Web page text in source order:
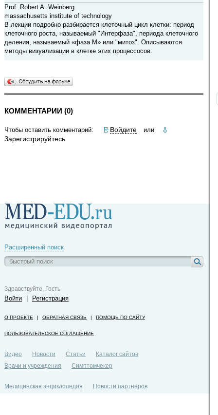
Prof. Robert A. Weinberg
massachusetts institute of technology
В лекции подробно разбирается клеточный цикл клетки: период
клеточного роста, называемый "Интерфаза", периода клеточного
деления, называемый «фаза М» или "митоз". Описываются
методы визуализации в клетке этих процессосов.
КОММЕНТАРИИ (0)
Чтобы оставить комментарий: Войдите или
Зарегистрируйтесь
Расширенный поиск
Здравствуйте, Гость
Войти Регистрация
О ПРОЕКТЕ | ОБРАТНАЯ СВЯЗЬ | ПОМОЩЬ ПО САЙТУ
ПОЛЬЗОВАТЕЛЬСКОЕ СОГЛАШЕНИЕ
Видео Новости Статьи
Каталог сайтов
Врачи и учреждения
Симптомчекер
Медицинская энциклопедия
Новости партнеров